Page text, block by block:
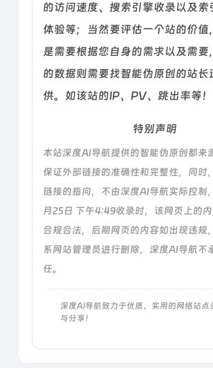
的访问速度、搜索引擎收录以及索
体验等；当然要评估一个站的价值
是需要根据您自身的需求以及需要
的数据则需要找智能伪原创的站长
供。如该站的IP、PV、跳出率等！
特别声明
本站深度AI导航提供的智能伪原创都来
保证外部链接的准确性和完整性，同时
链接的指向，不由深度AI导航实际控制
月25日 下午4:49收录时，该网页上的
合规合法，后期网页的内容如出现违规
系网站管理员进行删除，深度AI导航不
任。
深度AI导航致力于优质、实用的网络站点
与分享！